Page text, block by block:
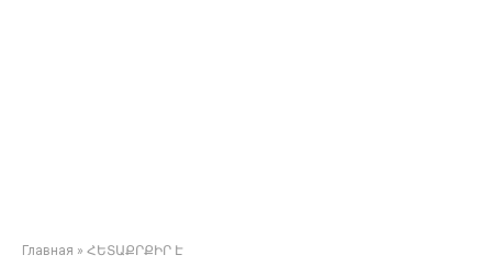
Главная » ՀԵՏԱՔՐՔԻՐ Է